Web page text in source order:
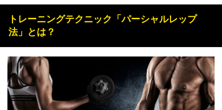
トレーニングテクニック「パーシャルレップ
法」とは？